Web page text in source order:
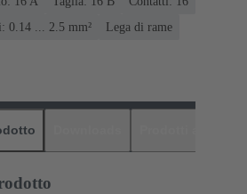
0.14 ... 2.5 mm²
Lega di rame